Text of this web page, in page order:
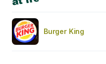
Burger King